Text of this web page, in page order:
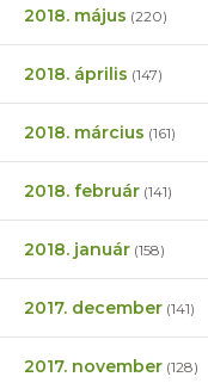
2018. május (220)
2018. április (147)
2018. március (161)
2018. február (141)
2018. január (158)
2017. december (141)
2017. november (128)